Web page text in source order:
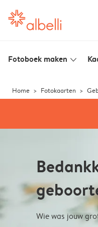
Fotoboek maken slim_arrow_down
Home Fotokaarten
Wie was jouw